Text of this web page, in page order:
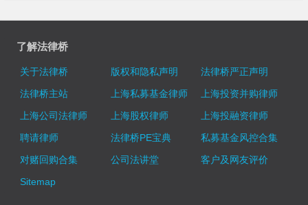
了解法律桥
关于法律桥 版权和隐私声明
法律桥严正声明
法律桥主站
上海私募基金律师
上海投资并购律师
上海公司法律师
上海股权律师
上海投融资律师
聘请律师
法律桥PE宝典
私募基金风控合集
对赌回购合集
公司法讲堂
客户及网友评价
Sitemap